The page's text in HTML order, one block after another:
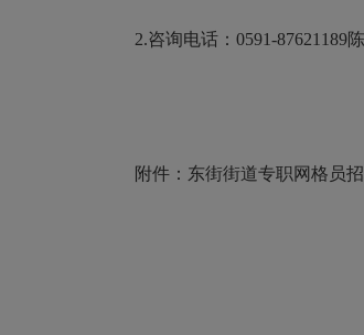
2.咨询电话：0591-87621189
附件：东街街道专职网格员